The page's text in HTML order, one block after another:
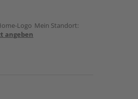
Mein Standort:
angeben